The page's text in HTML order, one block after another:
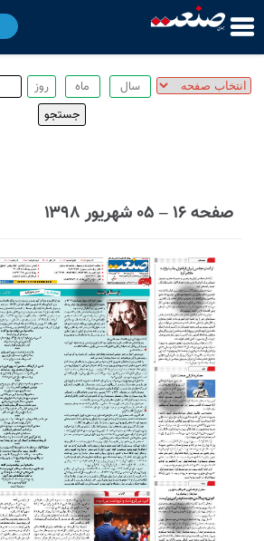
صفحه ۱۶ – ۰۵ شهریور ۱۳۹۸
1
2
3
4
5